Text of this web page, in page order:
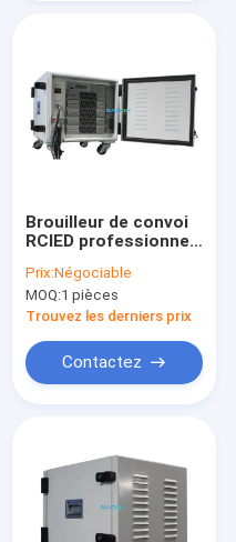
Brouilleur de convoi
RCIED professionnel
brouillage de bande
complète 20-
6000MHz et portée
Prix:Négociable
MOQ:1 pièces
Trouvez les derniers prix
Contactez